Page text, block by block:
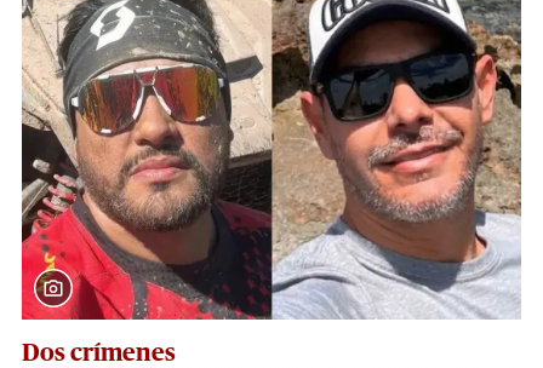
Dos crímenes